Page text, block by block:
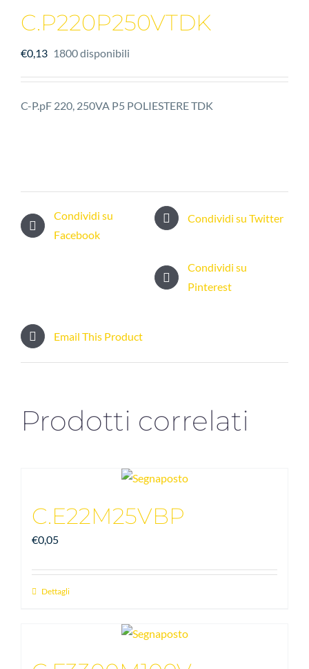
C.P220P250VTDK
€0,13 1800 disponibili
C-P.pF 220, 250VA P5 POLIESTERE TDK
Condividi su
Facebook
Condividi su Twitter
Condividi su
Pinterest
Email This Product
Prodotti correlati
C.E22M25VBP
€0,05
Dettagli